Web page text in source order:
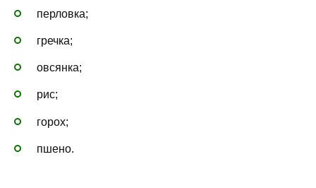
перловка;
гречка;
овсянка;
рис;
горох;
пшено.